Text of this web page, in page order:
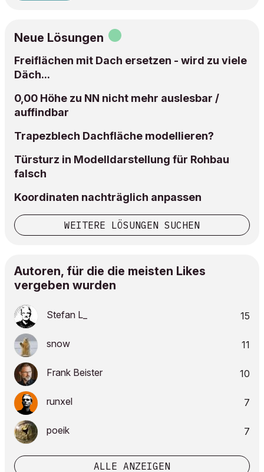
Neue Lösungen
Freiflächen mit Dach ersetzen - wird zu viele
Däch...
0,00 Höhe zu NN nicht mehr auslesbar /
auffindbar
Trapezblech Dachfläche modellieren?
Türsturz in Modelldarstellung für Rohbau
falsch
Koordinaten nachträglich anpassen
WEITERE LÖSUNGEN SUCHEN
Autoren, für die die meisten Likes
vergeben wurden
Stefan L_ 15
snow 11
Frank Beister 10
runxel 7
poeik 7
ALLE ANZEIGEN